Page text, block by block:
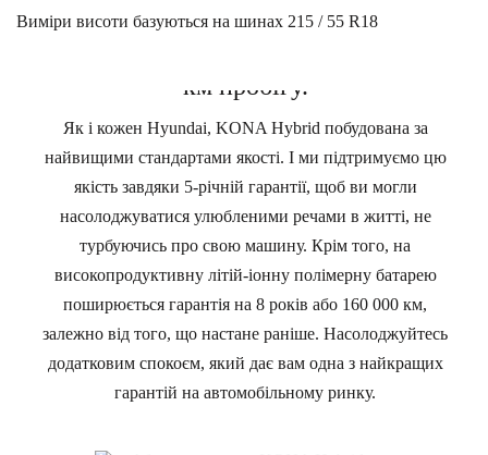
Виміри висоти базуються на шинах 215 / 55 R18
км пробігу.
Як і кожен Hyundai, KONA Hybrid побудована за
найвищими стандартами якості. І ми підтримуємо цю
якість завдяки 5-річній гарантії, щоб ви могли
насолоджуватися улюбленими речами в житті, не
турбуючись про свою машину. Крім того, на
високопродуктивну літій-іонну полімерну батарею
поширюється гарантія на 8 років або 160 000 км,
залежно від того, що настане раніше. Насолоджуйтесь
додатковим спокоєм, який дає вам одна з найкращих
гарантій на автомобільному ринку.